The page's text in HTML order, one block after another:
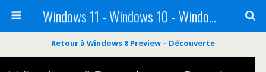
Windows 11 - Windows 10 - Windows 8 - Windows 7 - VISTA
Retour à Windows 8 Preview – Découverte